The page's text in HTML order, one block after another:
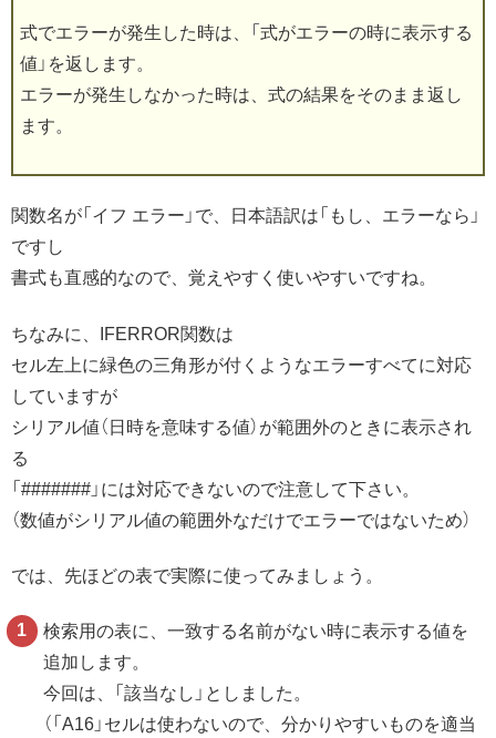
式でエラーが発生した時は、「式がエラーの時に表示する
値」を返します。
エラーが発生しなかった時は、式の結果をそのまま返し
ます。
関数名が「イフ エラー」で、日本語訳は「もし、エラーなら」
ですし
書式も直感的なので、覚えやすく使いやすいですね。
ちなみに、IFERROR関数は
セル左上に緑色の三角形が付くようなエラーすべてに対応
していますが
シリアル値（日時を意味する値）が範囲外のときに表示され
る
「#######」には対応できないので注意して下さい。
（数値がシリアル値の範囲外なだけでエラーではないため）
では、先ほどの表で実際に使ってみましょう。
検索用の表に、一致する名前がない時に表示する値を
追加します。
今回は、「該当なし」としました。
（「A16」セルは使わないので、分かりやすいものを適当